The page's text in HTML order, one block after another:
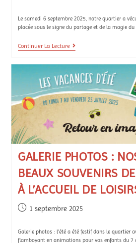
Le samedi 6 septembre 2025, notre quartier a
placée sous le signe du partage et de la magie
Continuer La Lecture
GALERIE PHOTOS :
BEAUX SOUVENIRS
À L’ACCUEIL DE
1 septembre 2025
Galerie photos : l’été a été festif dans le quartier
flamboyant en animations pour vos enfants du 7